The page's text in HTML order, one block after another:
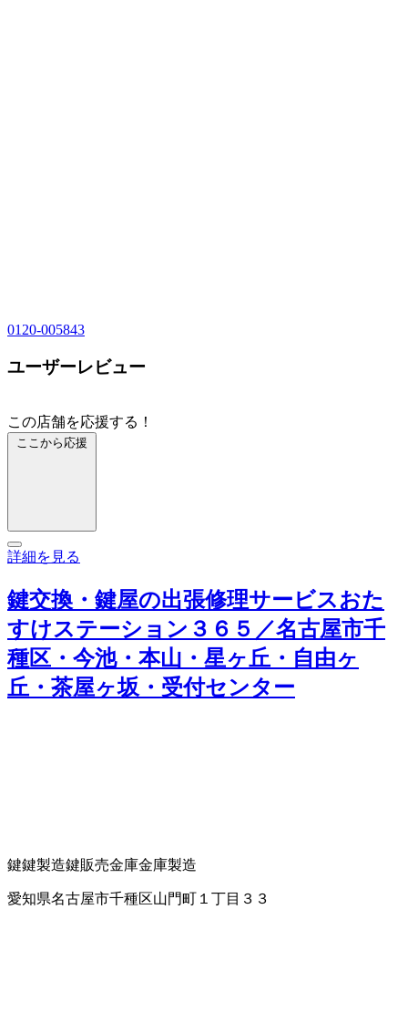
0120-005843
ユーザーレビュー
この店舗を応援する！
ここから応援
詳細を見る
鍵交換・鍵屋の出張修理サービスおた
すけステーション３６５／名古屋市千
種区・今池・本山・星ヶ丘・自由ヶ
丘・茶屋ヶ坂・受付センター
鍵鍵製造鍵販売金庫金庫製造
愛知県名古屋市千種区山門町１丁目３３